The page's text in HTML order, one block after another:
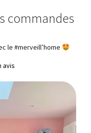
commandes
le #merveill’home
avis